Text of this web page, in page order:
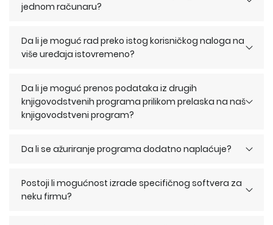
jednom računaru?
Da li je moguć rad preko istog korisničkog naloga na
više uređaja istovremeno?
Da li je moguć prenos podataka iz drugih
knjigovodstvenih programa prilikom prelaska na naš
knjigovodstveni program?
Da li se ažuriranje programa dodatno naplaćuje?
Postoji li mogućnost izrade specifičnog softvera za
neku firmu?